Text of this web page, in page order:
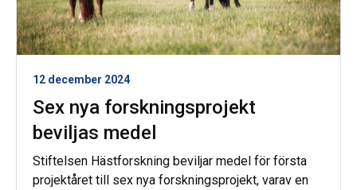
12 december 2024
Sex nya forskningsprojekt
beviljas medel
Stiftelsen Hästforskning beviljar medel för första
projektåret till sex nya forskningsprojekt, varav en